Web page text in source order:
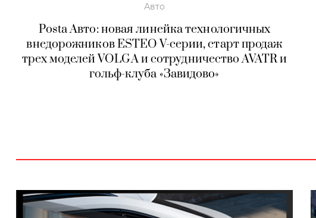
Авто
Posta Авто: новая линейка технологичных
внедорожников ESTEO V-серии, старт продаж
трех моделей VOLGA и сотрудничество AVATR и
гольф-клуба «Завидово»